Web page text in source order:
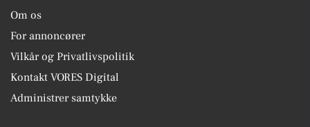
Om os
For annoncører
Vilkår og Privatlivspolitik
Kontakt VORES Digital
Administrer samtykke